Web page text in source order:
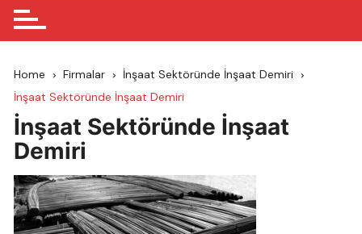
Home Firmalar
İnşaat Sektöründe İnşaat Demiri
İnşaat Sektöründe İnşaat Demiri
İnşaat Sektöründe İnşaat
Demiri